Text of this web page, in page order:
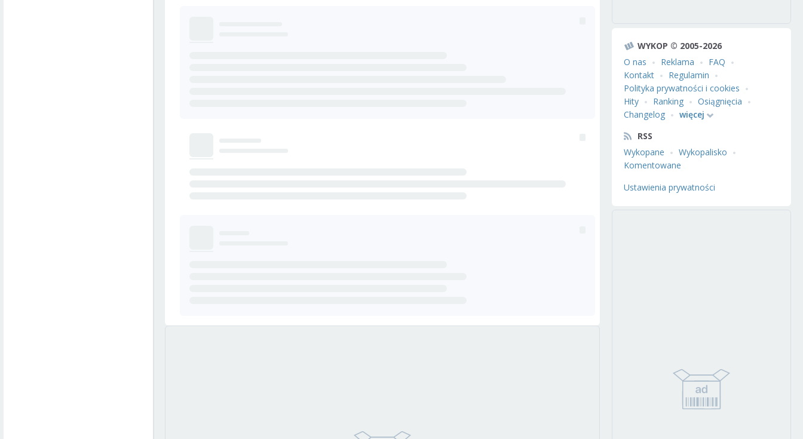
WYKOP © 2005-2026
O nas
Reklama
FAQ
Kontakt
Regulamin
Polityka prywatności i cookies
Hity
Ranking
Osiągnięcia
Changelog
więcej
RSS
Wykopane
Wykopalisko
Komentowane
Ustawienia prywatności